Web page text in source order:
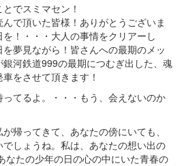
でスミマセン！
んで頂いた皆様！ありがとうございま
！・・・大人の事情をクリアーし
夢見ながら！皆さんへの最期のメッ
河鉄道999の最期につむぎ出した、魂
をさせて頂きます！
ってるよ。・・・もう、会えないのか
帰ってきて、あなたの傍にいても、
しょうね。私は、あなたの想い出の
なたの少年の日の心の中にいた青春の